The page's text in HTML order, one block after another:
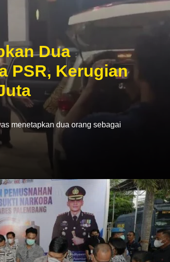
Dua
PSR, Kerugian
menetapkan dua orang sebagai